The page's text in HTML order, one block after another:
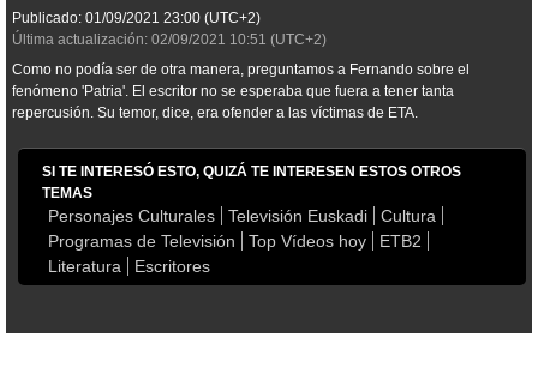
Publicado: 01/09/2021 23:00 (UTC+2)
Última actualización: 02/09/2021 10:51 (UTC+2)
Como no podía ser de otra manera, preguntamos a Fernando sobre el
fenómeno 'Patria'. El escritor no se esperaba que fuera a tener tanta
repercusión. Su temor, dice, era ofender a las víctimas de ETA.
SI TE INTERESÓ ESTO, QUIZÁ TE INTERESEN ESTOS OTROS
TEMAS
Personajes Culturales Televisión Euskadi
Cultura
Programas de Televisión
Top Vídeos hoy
ETB2
Literatura
Escritores